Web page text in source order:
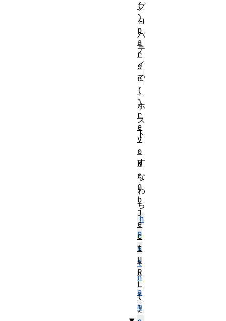
プ
ロ
パ
テ
ィ
で
、
ホ
ス
ト
、
す
な
わ
ち
h
o
s
t
n
a
m
(
)
p
a
r
s
e
(
)
r
e
v
o
k
e
O
b
j
e
c
t
U
R
L
(
)